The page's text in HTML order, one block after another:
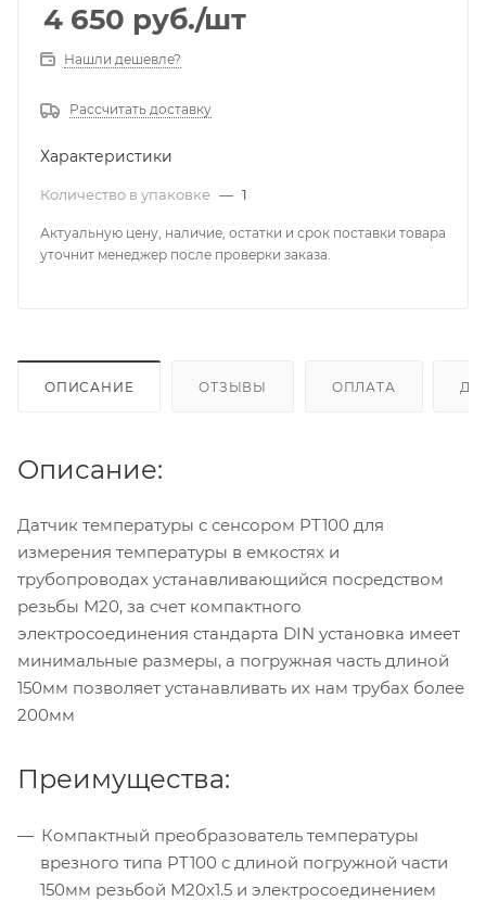
4 650 руб./шт
Нашли дешевле?
Рассчитать доставку
Характеристики
Количество в упаковке — 1
Актуальную цену, наличие, остатки и срок поставки товара
уточнит менеджер после проверки заказа.
ОПИСАНИЕ ОТЗЫВЫ ОПЛАТА
Описание:
Датчик температуры с сенсором PT100 для
измерения температуры в емкостях и
трубопроводах устанавливающийся посредством
резьбы М20, за счет компактного
электросоединения стандарта DIN установка имеет
минимальные размеры, а погружная часть длиной
150мм позволяет устанавливать их нам трубах более
200мм
Преимущества:
Компактный преобразователь температуры
врезного типа PT100 с длиной погружной части
150мм резьбой М20х1.5 и электросоединением